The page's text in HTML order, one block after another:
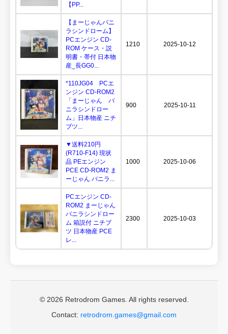
【PP...
【まーじゃんバニ
ラシンドローム】
PCエンジン CD-
ROM ケース・説
明書・帯付 日本物
産_長GG0...
1210 2025-10-12
*110JG04 PCエ
ンジン CD-ROM2
「まーじゃん バ
ニラシンドロー
ム」日本物産 ニチ
ブツ...
900 2025-10-11
▼送料210円
(R710-F14) 現状
品 PEエンジン
PCE CD-ROM2 ま
ーじゃん バニラ...
1000 2025-10-06
PCエンジン CD-
ROM2 まーじゃん
バニラシンドロー
ム 箱説付 ニチブ
ツ 日本物産 PCE
レ...
2300 2025-10-03
© 2026 Retrodrom Games. All rights reserved.
Contact: retrodrom.games@gmail.com